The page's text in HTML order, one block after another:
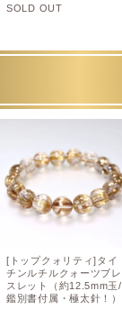
SOLD OUT
[トップクォリティ]タイ
チンルチルクォーツブレ
スレット（約12.5mm玉/
鑑別書付属・極太針！）